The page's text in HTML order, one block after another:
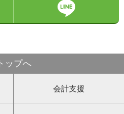
ップへ
会計支援